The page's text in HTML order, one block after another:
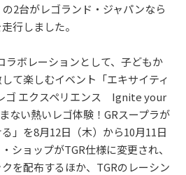
2台がレゴランド・ジャパンなら
行しました。
ラボレーションとして、子どもか
て楽しむイベント「エキサイティ
ゴ エクスペリエンス Ignite your
ない熱いレゴ体験！GRスープラが
」を8月12日（木）から10月11日
ショップがTGR仕様に変更され、
を配布するほか、TGRのレーシン